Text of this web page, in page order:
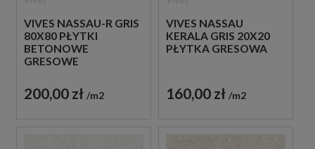
VIVES NASSAU-R GRIS
80X80 PŁYTKI
BETONOWE
GRESOWE
200,00 zł m2
VIVES NASSAU
KERALA GRIS 20X20
PŁYTKA GRESOWA
160,00 zł m2